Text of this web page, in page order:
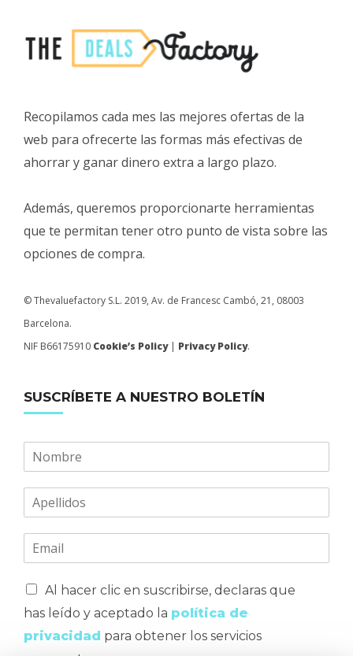
Recopilamos cada mes las mejores ofertas de la
web para ofrecerte las formas más efectivas de
ahorrar y ganar dinero extra a largo plazo.
Además, queremos proporcionarte herramientas
que te permitan tener otro punto de vista sobre las
opciones de compra.
© Thevaluefactory S.L. 2019, Av. de Francesc Cambó, 21, 08003
Barcelona.
NIF B66175910 Cookie’s Policy| Privacy Policy.
SUSCRÍBETE A NUESTRO BOLETÍN
Al hacer clic en suscribirse, declaras que
has leído y aceptado la política de
privacidad para obtener los servicios